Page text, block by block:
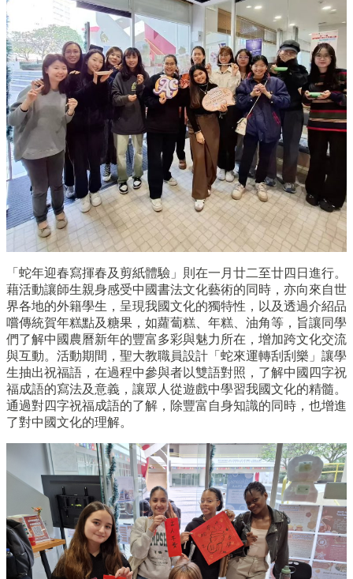
「蛇年迎春寫揮春及剪紙體驗」則在一月廿二至廿四日進行。
藉活動讓師生親身感受中國書法文化藝術的同時，亦向來自世
界各地的外籍學生，呈現我國文化的獨特性，以及透過介紹品
嚐傳統賀年糕點及糖果，如蘿蔔糕、年糕、油角等，旨讓同學
們了解中國農曆新年的豐富多彩與魅力所在，增加跨文化交流
與互動。活動期間，聖大教職員設計「蛇來運轉刮刮樂」讓學
生抽出祝福語，在過程中參與者以雙語對照，了解中國四字祝
福成語的寫法及意義，讓眾人從遊戲中學習我國文化的精髓。
通過對四字祝福成語的了解，除豐富自身知識的同時，也增進
了對中國文化的理解。